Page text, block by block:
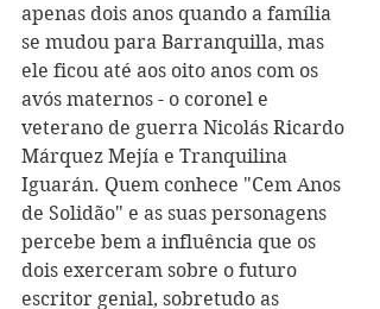
apenas dois anos quando a família
se mudou para Barranquilla, mas
ele ficou até aos oito anos com os
avós maternos - o coronel e
veterano de guerra Nicolás Ricardo
Márquez Mejía e Tranquilina
Iguarán. Quem conhece "Cem Anos
de Solidão" e as suas personagens
percebe bem a influência que os
dois exerceram sobre o futuro
escritor genial, sobretudo as